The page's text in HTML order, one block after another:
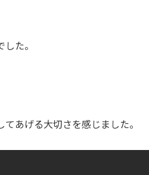
た。
あげる大切さを感じました。